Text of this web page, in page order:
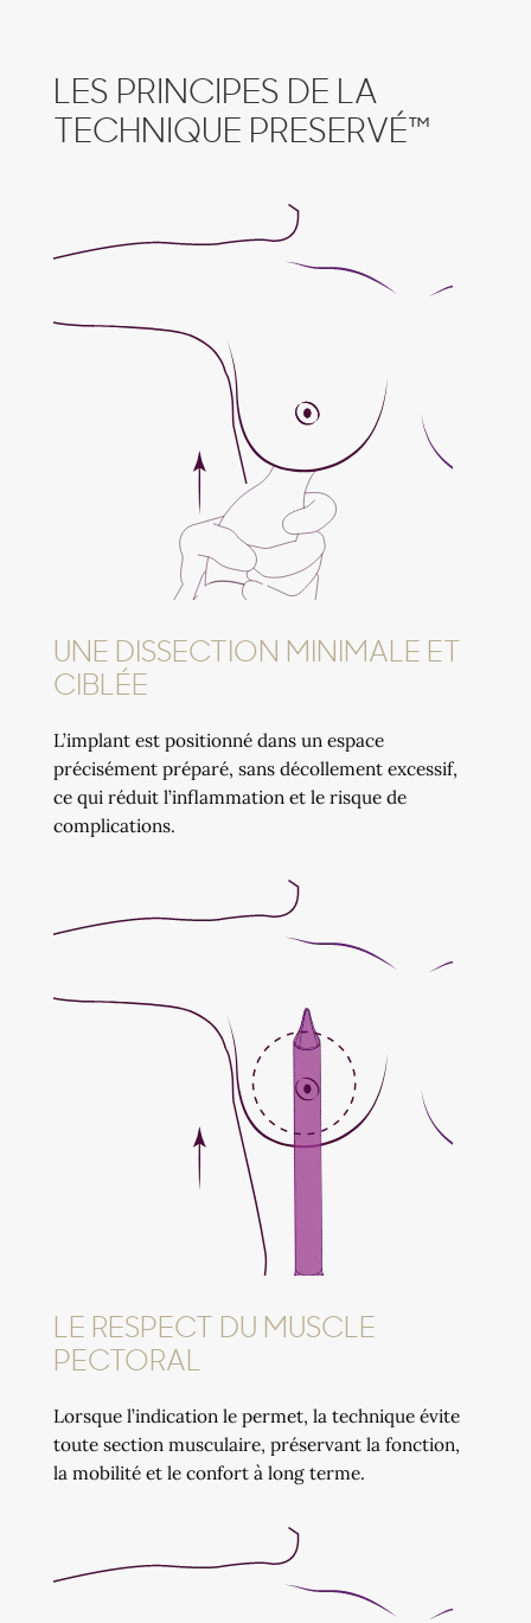
LES PRINCIPES DE LA
TECHNIQUE PRESERVÉ™
UNE DISSECTION MINIMALE ET
CIBLÉE
L’implant est positionné dans un espace
précisément préparé, sans décollement excessif,
ce qui réduit l’inflammation et le risque de
complications.
LE RESPECT DU MUSCLE
PECTORAL
Lorsque l’indication le permet, la technique évite
toute section musculaire, préservant la fonction,
la mobilité et le confort à long terme.